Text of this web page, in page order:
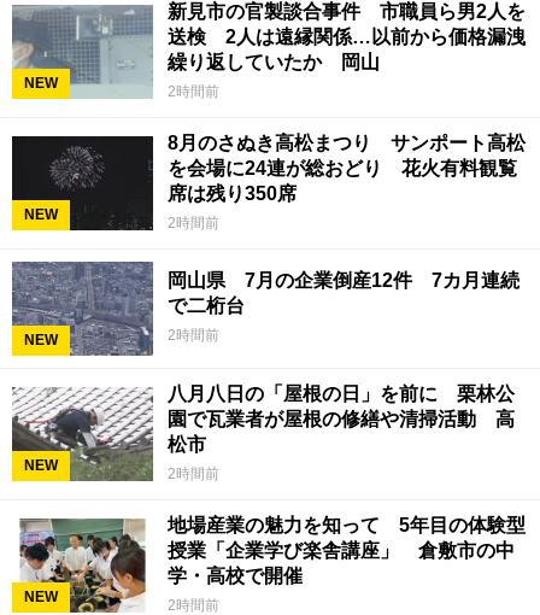
NEW
新見市の官製談合事件 市職員ら男2人を
送検 2人は遠縁関係…以前から価格漏洩
繰り返していたか 岡山
2時間前
NEW
8月のさぬき高松まつり サンポート高松
を会場に24連が総おどり 花火有料観覧
席は残り350席
2時間前
NEW
岡山県 7月の企業倒産12件 7カ月連続
で二桁台
2時間前
NEW
八月八日の「屋根の日」を前に 栗林公
園で瓦業者が屋根の修繕や清掃活動 高
松市
2時間前
NEW
地場産業の魅力を知って 5年目の体験型
授業「企業学び楽舎講座」 倉敷市の中
学・高校で開催
2時間前